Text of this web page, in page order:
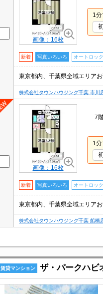
画像：16枚
1
新着 写真いろいろ オートロック
株式会社タウンハウジング千葉 市川
画像：16枚
7
1
新着 写真いろいろ オートロック
株式会社タウンハウジング千葉 船橋
賃貸マンション ザ・パークハビ